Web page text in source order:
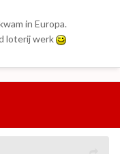
in Europa.
loterij werk